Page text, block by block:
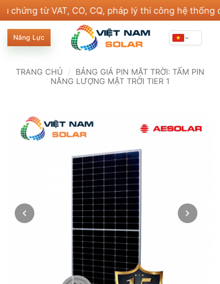
nội
dung
từ VAT, CO, CQ, pháp lý thi công hệ thống điện
Năng Lực
TRANG CHỦ / BẢNG GIÁ PIN MẶT TRỜI: TẤM PIN
NĂNG LƯỢNG MẶT TRỜI TIER 1